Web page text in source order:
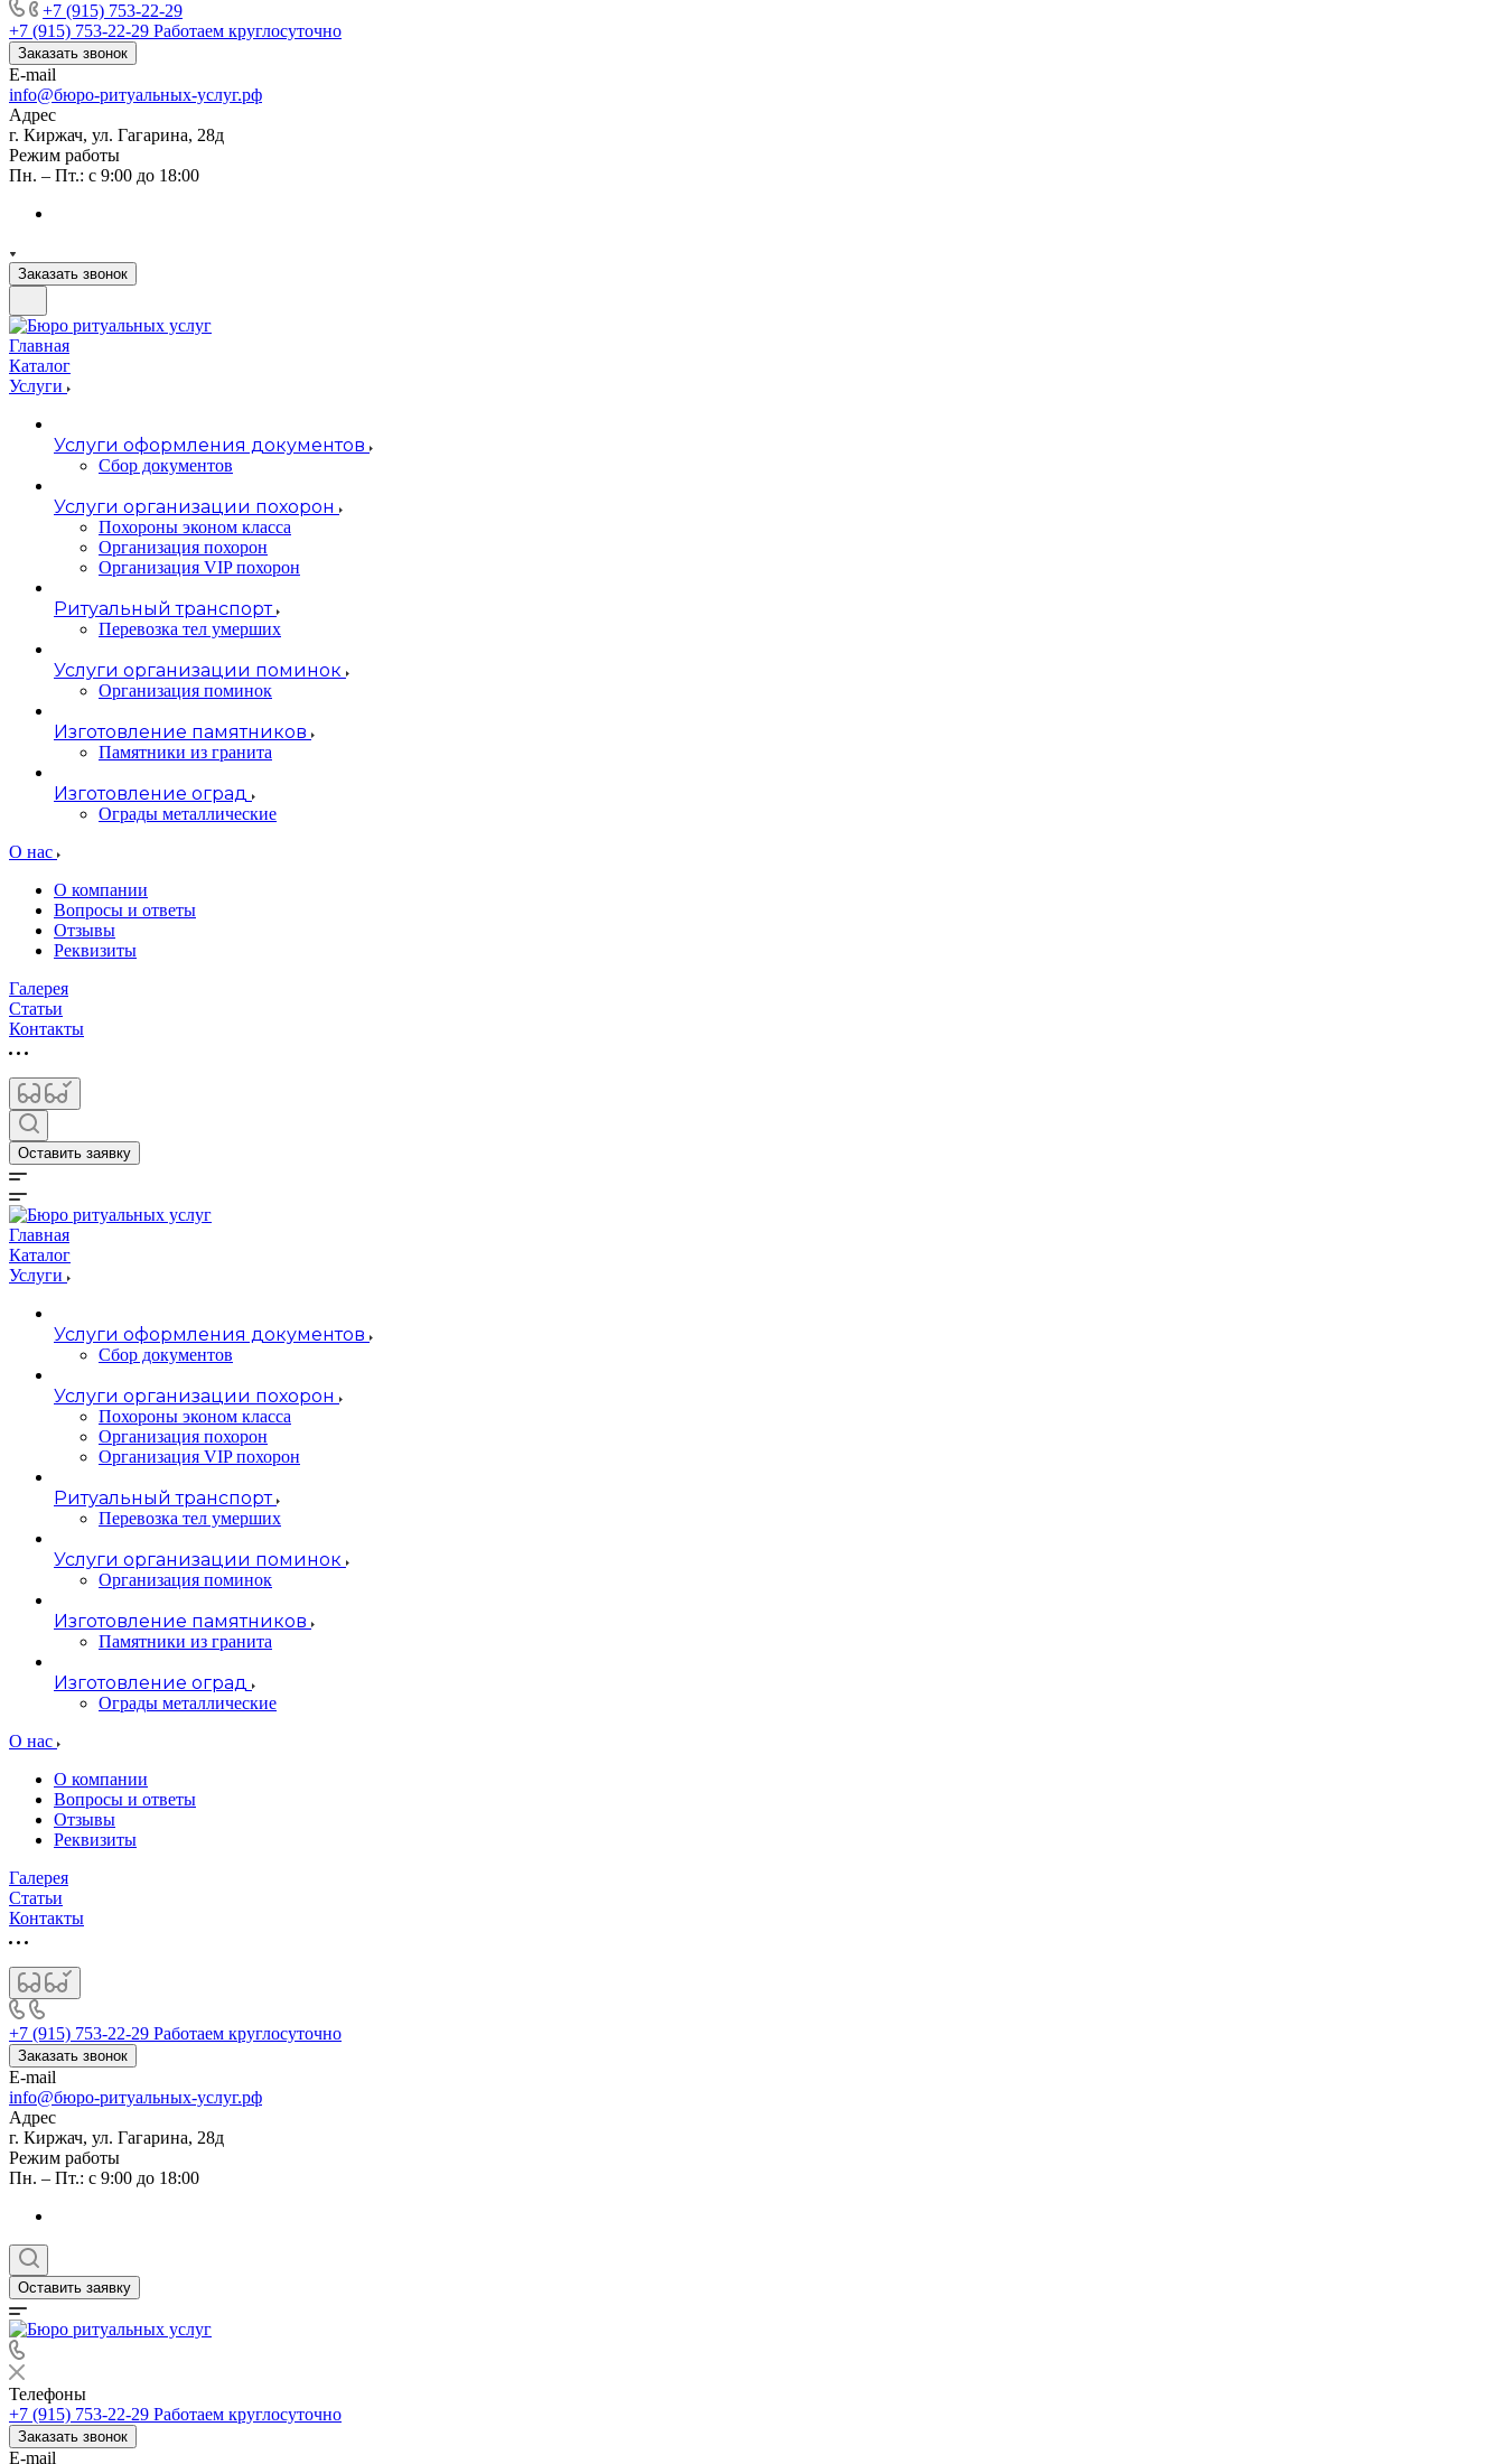
+7 (915) 753-22-29
+7 (915) 753-22-29 Работаем круглосуточно
Заказать звонок
E-mail
info@бюро-ритуальных-услуг.рф
Адрес
г. Киржач, ул. Гагарина, 28д
Режим работы
Пн. – Пт.: с 9:00 до 18:00
Заказать звонок
Главная
Каталог
Услуги
Услуги оформления документов
Сбор документов
Услуги организации похорон
Похороны эконом класса
Организация похорон
Организация VIP похорон
Ритуальный транспорт
Перевозка тел умерших
Услуги организации поминок
Организация поминок
Изготовление памятников
Памятники из гранита
Изготовление оград
Ограды металлические
О нас
О компании
Вопросы и ответы
Отзывы
Реквизиты
Галерея
Статьи
Контакты
Оставить заявку
Главная
Каталог
Услуги
Услуги оформления документов
Сбор документов
Услуги организации похорон
Похороны эконом класса
Организация похорон
Организация VIP похорон
Ритуальный транспорт
Перевозка тел умерших
Услуги организации поминок
Организация поминок
Изготовление памятников
Памятники из гранита
Изготовление оград
Ограды металлические
О нас
О компании
Вопросы и ответы
Отзывы
Реквизиты
Галерея
Статьи
Контакты
+7 (915) 753-22-29 Работаем круглосуточно
Заказать звонок
E-mail
info@бюро-ритуальных-услуг.рф
Адрес
г. Киржач, ул. Гагарина, 28д
Режим работы
Пн. – Пт.: с 9:00 до 18:00
Оставить заявку
Телефоны
+7 (915) 753-22-29 Работаем круглосуточно
Заказать звонок
E-mail